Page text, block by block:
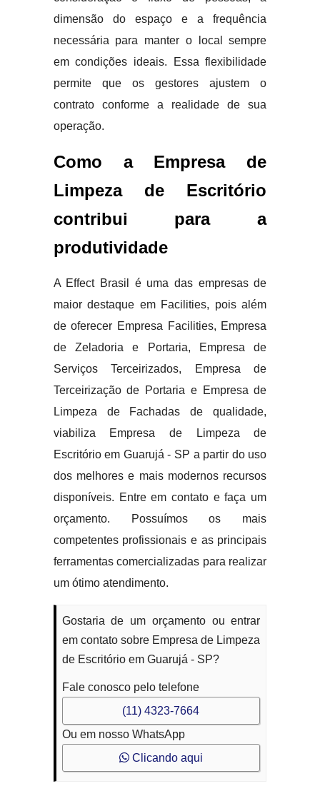
dimensão do espaço e a frequência
necessária para manter o local sempre
em condições ideais. Essa flexibilidade
permite que os gestores ajustem o
contrato conforme a realidade de sua
operação.
Como a Empresa de
Limpeza de Escritório
contribui para a
produtividade
A Effect Brasil é uma das empresas de
maior destaque em Facilities, pois além
de oferecer Empresa Facilities, Empresa
de Zeladoria e Portaria, Empresa de
Serviços Terceirizados, Empresa de
Terceirização de Portaria e Empresa de
Limpeza de Fachadas de qualidade,
viabiliza Empresa de Limpeza de
Escritório em Guarujá - SP a partir do uso
dos melhores e mais modernos recursos
disponíveis. Entre em contato e faça um
orçamento. Possuímos os mais
competentes profissionais e as principais
ferramentas comercializadas para realizar
um ótimo atendimento.
Gostaria de um orçamento ou entrar
em contato sobre Empresa de Limpeza
de Escritório em Guarujá - SP?
Fale conosco pelo telefone
(11) 4323-7664
Ou em nosso WhatsApp
Clicando aqui